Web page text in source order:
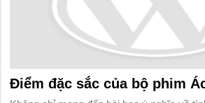
Điểm đặc sắc của bộ phim